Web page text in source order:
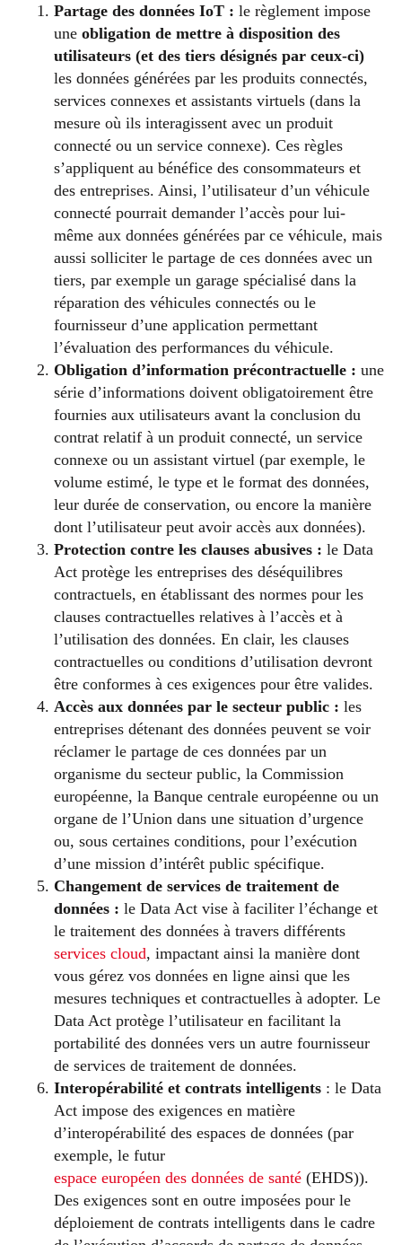
Partage des données IoT : le règlement impose
une obligation de mettre à disposition des
utilisateurs (et des tiers désignés par ceux-ci)
les données générées par les produits connectés,
services connexes et assistants virtuels (dans la
mesure où ils interagissent avec un produit
connecté ou un service connexe). Ces règles
s’appliquent au bénéfice des consommateurs et
des entreprises. Ainsi, l’utilisateur d’un véhicule
connecté pourrait demander l’accès pour lui-
même aux données générées par ce véhicule, mais
aussi solliciter le partage de ces données avec un
tiers, par exemple un garage spécialisé dans la
réparation des véhicules connectés ou le
fournisseur d’une application permettant
l’évaluation des performances du véhicule.
Obligation d’information précontractuelle : une
série d’informations doivent obligatoirement être
fournies aux utilisateurs avant la conclusion du
contrat relatif à un produit connecté, un service
connexe ou un assistant virtuel (par exemple, le
volume estimé, le type et le format des données,
leur durée de conservation, ou encore la manière
dont l’utilisateur peut avoir accès aux données).
Protection contre les clauses abusives : le Data
Act protège les entreprises des déséquilibres
contractuels, en établissant des normes pour les
clauses contractuelles relatives à l’accès et à
l’utilisation des données. En clair, les clauses
contractuelles ou conditions d’utilisation devront
être conformes à ces exigences pour être valides.
Accès aux données par le secteur public : les
entreprises détenant des données peuvent se voir
réclamer le partage de ces données par un
organisme du secteur public, la Commission
européenne, la Banque centrale européenne ou un
organe de l’Union dans une situation d’urgence
ou, sous certaines conditions, pour l’exécution
d’une mission d’intérêt public spécifique.
Changement de services de traitement de
données : le Data Act vise à faciliter l’échange et
le traitement des données à travers différents
services cloud, impactant ainsi la manière dont
vous gérez vos données en ligne ainsi que les
mesures techniques et contractuelles à adopter. Le
Data Act protège l’utilisateur en facilitant la
portabilité des données vers un autre fournisseur
de services de traitement de données.
Interopérabilité et contrats intelligents : le Data
Act impose des exigences en matière
d’interopérabilité des espaces de données (par
exemple, le futur
espace européen des données de santé (EHDS)).
Des exigences sont en outre imposées pour le
déploiement de contrats intelligents dans le cadre